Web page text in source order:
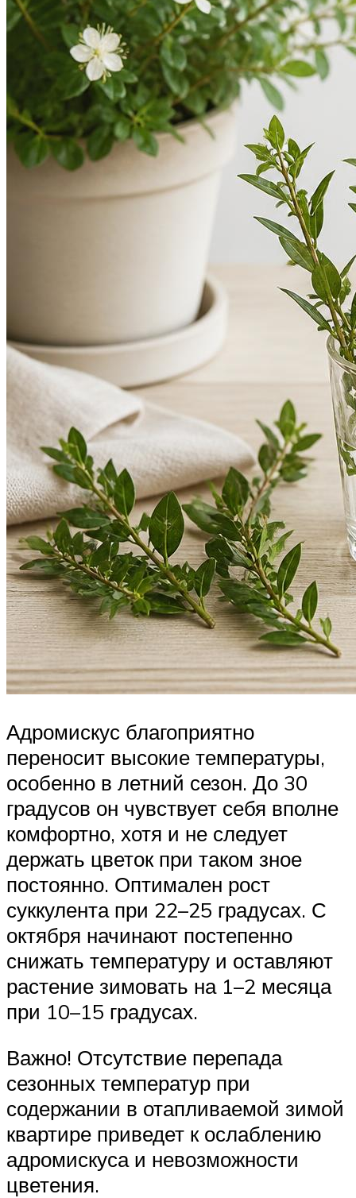
Адромискус благоприятно
переносит высокие температуры,
особенно в летний сезон. До 30
градусов он чувствует себя вполне
комфортно, хотя и не следует
держать цветок при таком зное
постоянно. Оптимален рост
суккулента при 22–25 градусах. С
октября начинают постепенно
снижать температуру и оставляют
растение зимовать на 1–2 месяца
при 10–15 градусах.
Важно! Отсутствие перепада
сезонных температур при
содержании в отапливаемой зимой
квартире приведет к ослаблению
адромискуса и невозможности
цветения.